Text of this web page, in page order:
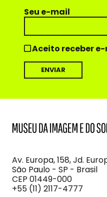
Seu e-mail
Aceito receber e-
Imagem
e
do
Som
Av. Europa, 158, Jd.
São Paulo - SP - Brasil
CEP 01449-000
+55 (11) 2117-4777